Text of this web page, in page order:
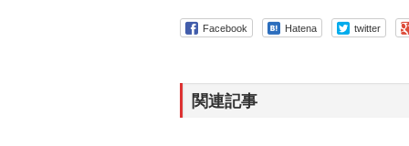
Facebook Hatena twitter
関連記事